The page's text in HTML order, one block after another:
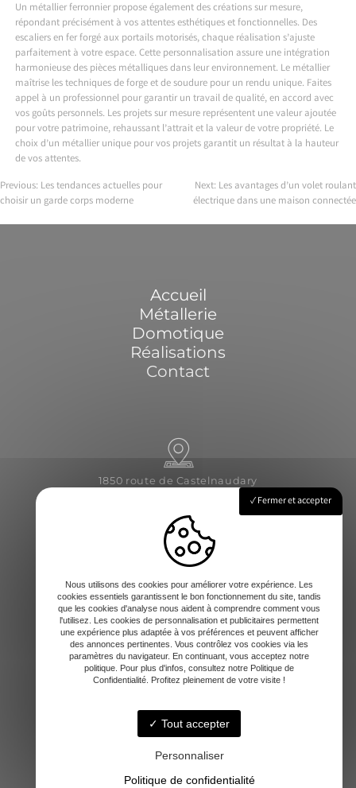
Un métallier ferronnier propose également des créations sur mesure,
répondant précisément à vos attentes esthétiques et fonctionnelles. Des
escaliers en fer forgé aux portails motorisés, chaque réalisation s’ajuste
parfaitement à votre espace. Cette personnalisation assure une intégration
harmonieuse des pièces métalliques dans leur environnement. Le métallier
maîtrise les techniques de forge et de soudure pour un rendu unique. Faites
appel à un professionnel pour garantir un travail de qualité, en accord avec
vos goûts personnels. Les projets sur mesure représentent une valeur ajoutée
pour votre patrimoine, rehaussant l’attrait et la valeur de votre propriété. Le
choix d’un métallier unique pour vos projets garantit un résultat à la hauteur
de vos attentes.
Navigation
Previous: Les tendances actuelles pour
choisir un garde corps moderne
Next: Les avantages d’un volet roulant
électrique dans une maison connectée
Accueil
Métallerie
Domotique
Réalisations
Contact
1850 route de Castelnaudary
contact@amd-31.fr
06 13 65 44 06
Fermer et accepter
Nous utilisons des cookies pour améliorer votre expérience. Les
cookies essentiels garantissent le bon fonctionnement du site, tandis
que les cookies d'analyse nous aident à comprendre comment vous
l'utilisez. Les cookies de personnalisation et publicitaires permettent
une expérience plus adaptée à vos préférences et peuvent afficher
des annonces pertinentes. Vous contrôlez vos cookies via les
paramètres du navigateur. En continuant, vous acceptez notre
politique. Pour plus d'infos, consultez notre Politique de
Confidentialité. Profitez pleinement de votre visite !
Tout accepter
Personnaliser
Politique de confidentialité